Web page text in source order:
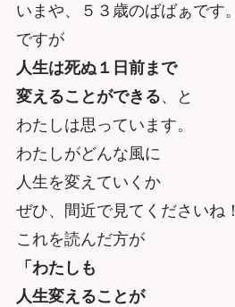
いまや、５３歳のばばぁです。
ですが
人生は死ぬ１日前まで
変えることができる、と
わたしは思っています。
わたしがどんな風に
人生を変えていくか
ぜひ、間近で見てくださいね！
これを読んだ方が
「わたしも
人生変えることが